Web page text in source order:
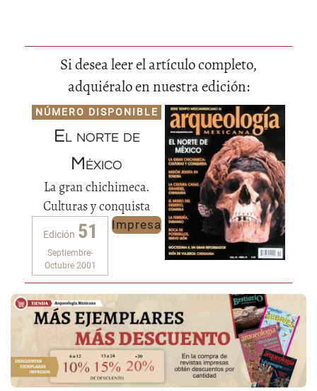
Si desea leer el artículo completo,
adquiéralo en nuestra edición:
NÚMERO DISPONIBLE
El norte de
México
La gran chichimeca.
Culturas y conquista
Edición 51
Septiembre-
Octubre 2001
Impresa